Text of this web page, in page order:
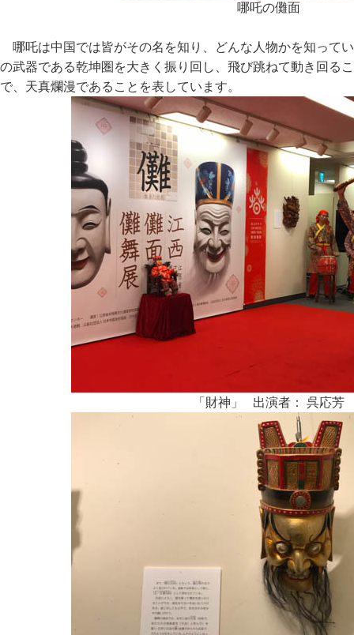
哪吒の儺面
哪吒は中国では皆がその名を知り、どんな人物かを知って
の武器である乾坤圏を大きく振り回し、飛び跳ねて動き回る
で、天真爛漫であることを表しています。
「財神」 出演者： 呉応芳